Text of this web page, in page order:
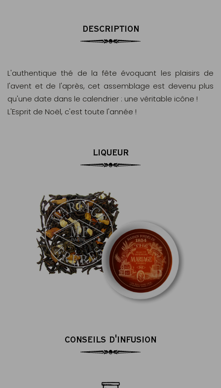
DESCRIPTION
L'authentique thé de la fête évoquant les plaisirs de
l'avent et de l'après, cet assemblage est devenu plus
qu'une date dans le calendrier : une véritable icône !
L'Esprit de Noël, c'est toute l'année !
LIQUEUR
CONSEILS D'INFUSION